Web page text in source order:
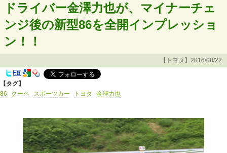
ドライバー金澤力也が、マイナーチェ
ンジ後の新型86を全開インプレッショ
ン！！
【トヨタ】2016/08/22
【タグ】
86
クーペ スポーツカー トヨタ 金澤力也